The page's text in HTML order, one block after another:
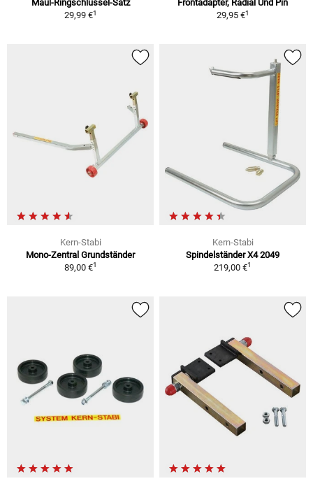
Maul-Ringschlüssel-Satz
29,99 €1
Frontadapter, Radial Und Pin
29,95 €1
Kern-Stabi
Mono-Zentral Grundständer
89,00 €1
Kern-Stabi
Spindelständer X4 2049
219,00 €1